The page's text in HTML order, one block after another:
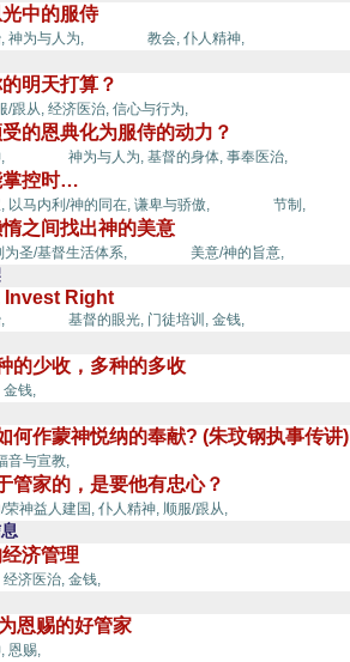
中的服侍
神为与人为, 教会, 仆人精神,
明天打算？
/跟从, 经济医治, 信心与行为,
的恩典化为服侍的动力？
神为与人为, 基督的身体, 事奉医治,
掌控时…
以马内利/神的同在, 谦卑与骄傲, 节制,
之间找出神的美意
为圣/基督生活体系, 美意/神的旨意,
Invest Right
基督的眼光, 门徒培训, 金钱,
的少收，多种的多收
金钱,
何作蒙神悦纳的奉献? (朱玟钢执事传讲)
音与宣教,
管家的，是要他有忠心？
荣神益人建国, 仆人精神, 顺服/跟从,
济管理
经济医治, 金钱,
恩赐的好管家
恩赐,